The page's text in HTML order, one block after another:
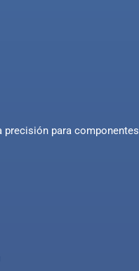
precisión para componentes